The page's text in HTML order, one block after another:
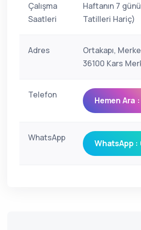
Çalışma
Saatleri
Haftanın 7
Tatilleri Hariç)
Adres
Ortakapı,
36100 Kars
Telefon
Hemen Ara
WhatsApp
WhatsApp :